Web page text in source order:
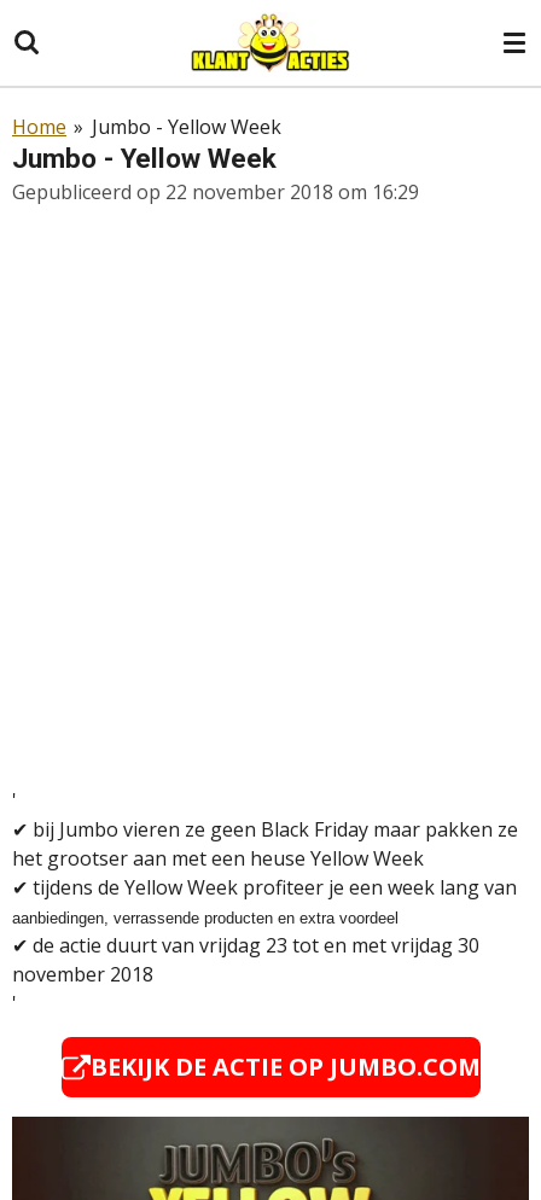
direct
naar
hoofdinhoud
Home » Jumbo - Yellow Week
Jumbo - Yellow Week
Gepubliceerd op 22 november 2018 om 16:29
'
✔ bij Jumbo vieren ze geen Black Friday maar pakken ze
het grootser aan met een heuse Yellow Week
✔ tijdens de Yellow Week profiteer je een week lang van
aanbiedingen, verrassende producten en extra voordeel
✔ de actie duurt van vrijdag 23 tot en met vrijdag 30
november 2018
'
BEKIJK DE ACTIE OP JUMBO.COM